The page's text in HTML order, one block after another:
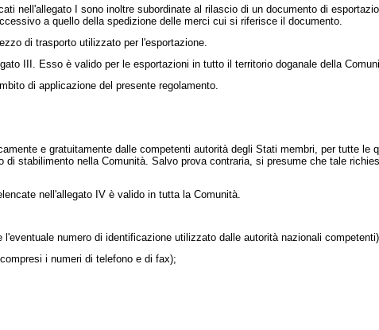
I sono inoltre subordinate al rilascio di un documento di
a quello della spedizione delle merci cui si riferisce il documento.
di trasporto utilizzato per l'esportazione.
III. Esso è valido per le esportazioni in tutto il territorio doganale della
di applicazione del presente regolamento.
e gratuitamente dalle competenti autorità degli Stati membri, per tutte le
stabilimento nella Comunità. Salvo prova contraria, si presume che tale
nell'allegato IV è valido in tutta la Comunità.
numero di identificazione utilizzato dalle autorità nazionali
i numeri di telefono e di fax);